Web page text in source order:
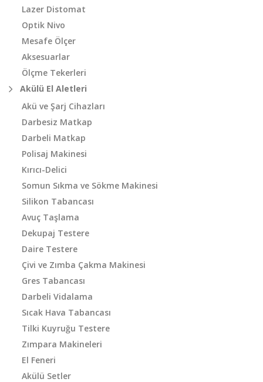
Lazer Distomat
Optik Nivo
Mesafe Ölçer
Aksesuarlar
Ölçme Tekerleri
Akülü El Aletleri
Akü ve Şarj Cihazları
Darbesiz Matkap
Darbeli Matkap
Polisaj Makinesi
Kırıcı-Delici
Somun Sıkma ve Sökme Makinesi
Silikon Tabancası
Avuç Taşlama
Dekupaj Testere
Daire Testere
Çivi ve Zımba Çakma Makinesi
Gres Tabancası
Darbeli Vidalama
Sıcak Hava Tabancası
Tilki Kuyruğu Testere
Zımpara Makineleri
El Feneri
Akülü Setler